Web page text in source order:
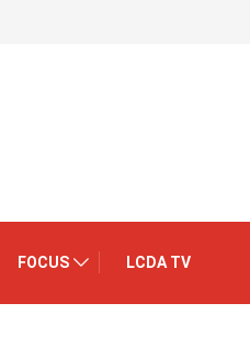
FOCUS LCDA TV